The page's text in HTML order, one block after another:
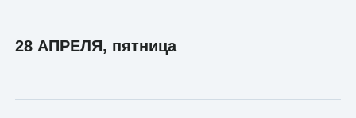
28 АПРЕЛЯ, пятница